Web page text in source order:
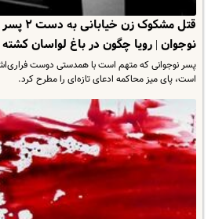
قتل مشکوک زن خیابانی به دست ۲ پسر
نوجوان | رویا چگون در باغ لواسان
پسر نوجوانی که متهم است با همدستی دوست
است، پای میز محاکمه ادعای تازه‌ای را مطرح کرد.